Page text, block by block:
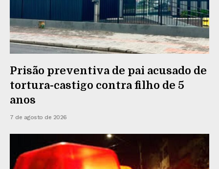
Prisão preventiva de pai acusado de
tortura-castigo contra filho de 5
anos
7 de agosto de 2026